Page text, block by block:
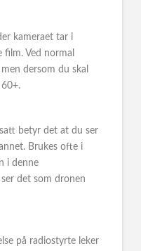
kameraet tar i
film. Ved normal
dersom du skal
betyr det at du ser
Brukes ofte i
i denne
det som dronen
på radiostyrte leker